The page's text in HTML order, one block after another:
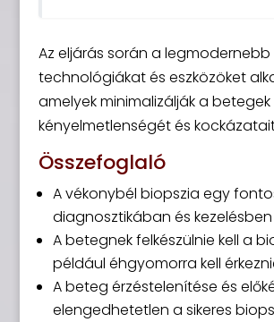
Az eljárás során a legmodernebb
technológiákat és eszközöket
amelyek minimalizálják a betegek
kényelmetlenségét és
Összefoglaló
A vékonybél biopszia egy
diagnosztikában és kezelésben
A betegnek felkészülnie kell a
például éhgyomorra kell
A beteg érzéstelenítése és
elengedhetetlen a sikeres